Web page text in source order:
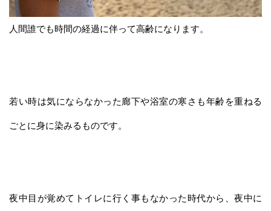
人間誰でも時間の経過に伴って高齢になります。
若い時は気にならなかった廊下や浴室の寒さも年齢を重ねる
ごとに身に染みるものです。
夜中目が覚めてトイレに行く事もなかった時代から、夜中に